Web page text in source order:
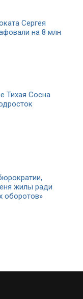
Сергея
на 8 млн
Тихая Сосна
жилы ради
оборотов»